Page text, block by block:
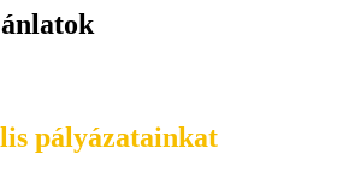
pályázatainkat